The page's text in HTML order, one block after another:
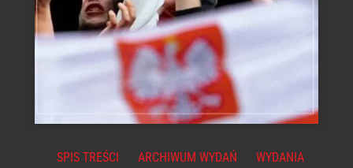
SPIS TREŚCI ARCHIWUM WYDAŃ
WYDANIA